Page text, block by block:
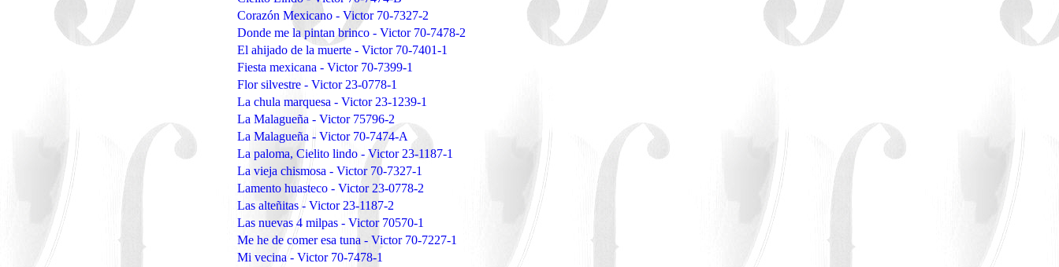
Corazón Mexicano - Victor 70-7327-2
Donde me la pintan brinco - Victor 70-7478-2
El ahijado de la muerte - Victor 70-7401-1
Fiesta mexicana - Victor 70-7399-1
Flor silvestre - Victor 23-0778-1
La chula marquesa - Victor 23-1239-1
La Malagueña - Victor 75796-2
La Malagueña - Victor 70-7474-A
La paloma, Cielito lindo - Victor 23-1187-1
La vieja chismosa - Victor 70-7327-1
Lamento huasteco - Victor 23-0778-2
Las alteñitas - Victor 23-1187-2
Las nuevas 4 milpas - Victor 70570-1
Me he de comer esa tuna - Victor 70-7227-1
Mi vecina - Victor 70-7478-1